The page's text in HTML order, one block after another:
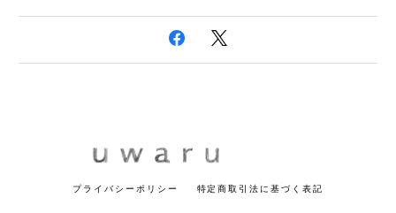
プライバシーポリシー 特定商取引法に基づく表記